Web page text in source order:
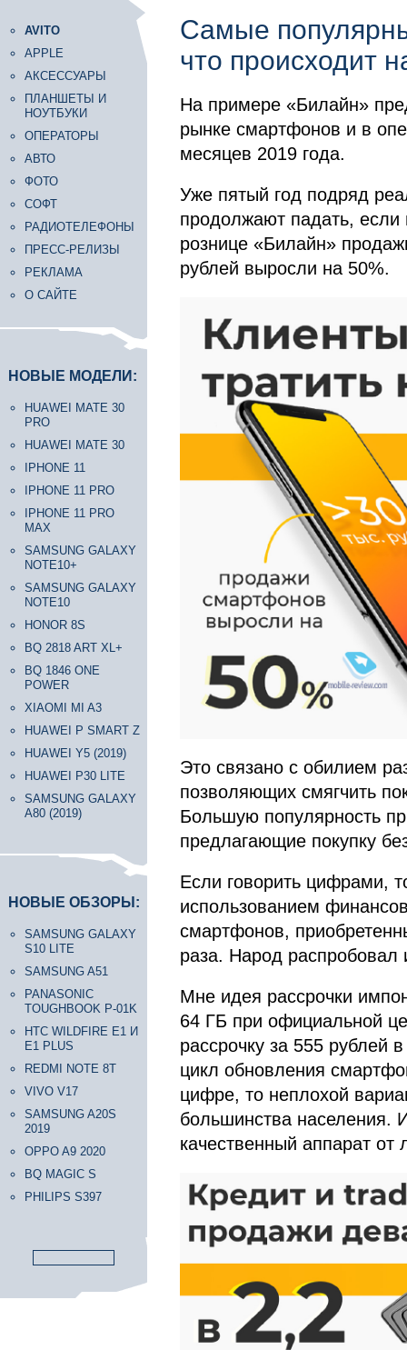
AVITO
APPLE
АКСЕССУАРЫ
ПЛАНШЕТЫ И
НОУТБУКИ
ОПЕРАТОРЫ
АВТО
ФОТО
СОФТ
РАДИОТЕЛЕФОНЫ
ПРЕСС-РЕЛИЗЫ
РЕКЛАМА
О САЙТЕ
НОВЫЕ МОДЕЛИ:
HUAWEI MATE 30
PRO
HUAWEI MATE 30
IPHONE 11
IPHONE 11 PRO
IPHONE 11 PRO
MAX
SAMSUNG GALAXY
NOTE10+
SAMSUNG GALAXY
NOTE10
HONOR 8S
BQ 2818 ART XL+
BQ 1846 ONE
POWER
XIAOMI MI A3
HUAWEI P SMART Z
HUAWEI Y5 (2019)
HUAWEI P30 LITE
SAMSUNG GALAXY
A80 (2019)
НОВЫЕ ОБЗОРЫ:
SAMSUNG GALAXY
S10 LITE
SAMSUNG A51
PANASONIC
TOUGHBOOK P-01K
HTC WILDFIRE E1 И
E1 PLUS
REDMI NOTE 8T
VIVO V17
SAMSUNG A20S
2019
OPPO A9 2020
BQ MAGIC S
PHILIPS S397
Самые
что происходит
На примере «Билайн»
рынке смартфонов и в
месяцев 2019 года.
Уже пятый год подряд
продолжают падать, если
рознице «Билайн»
рублей выросли на 50%.
Это связано с обилием
позволяющих смягчить
Большую популярность
предлагающие покупку
Если говорить цифрами,
использованием
смартфонов,
раза. Народ распробовал
Мне идея рассрочки
64 ГБ при официальной
рассрочку за 555 рублей
цикл обновления
цифре, то неплохой
большинства населения.
качественный аппарат от